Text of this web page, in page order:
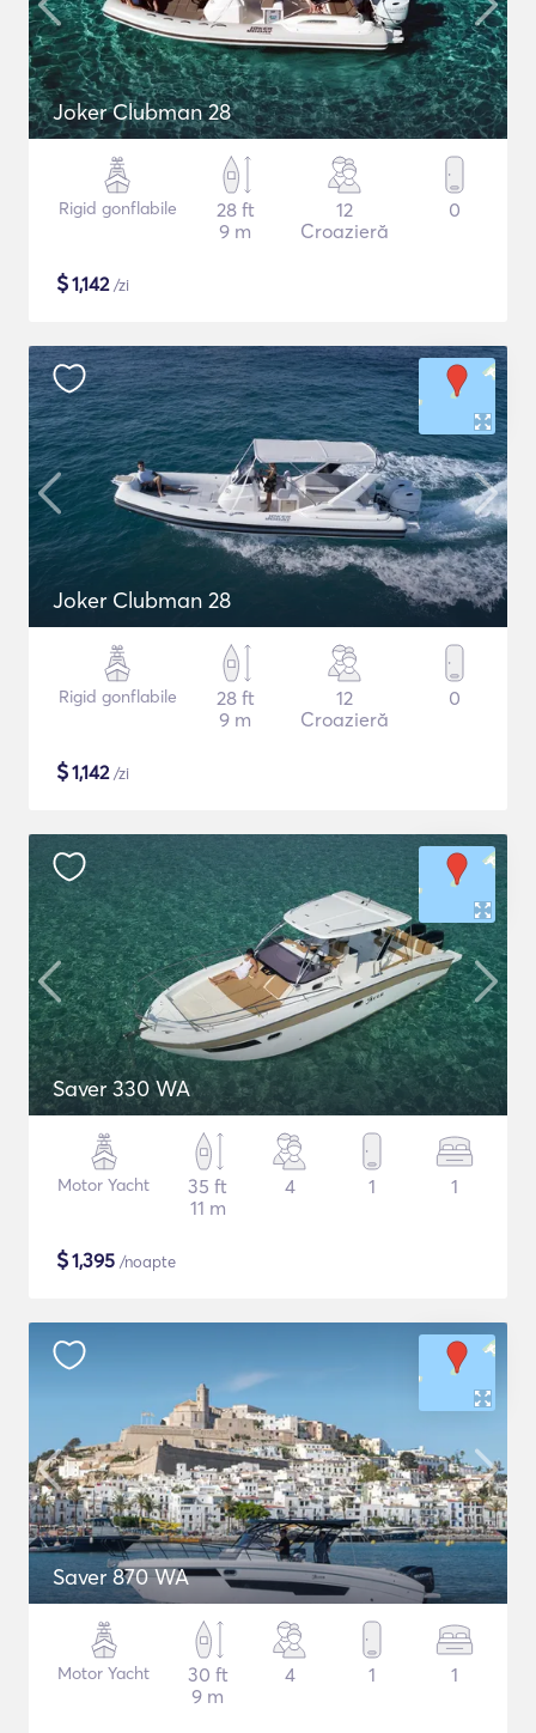
Joker Clubman 28
Rigid gonflabile
28 ft
9 m
12
Croazieră
0
$1,142/zi
Joker Clubman 28
Rigid gonflabile
28 ft
9 m
12
Croazieră
0
$1,142/zi
Saver 330 WA
Motor Yacht
35 ft
11 m
4 1 1
$1,395 /noapte
Saver 870 WA
Motor Yacht
30 ft
9 m
4 1 1